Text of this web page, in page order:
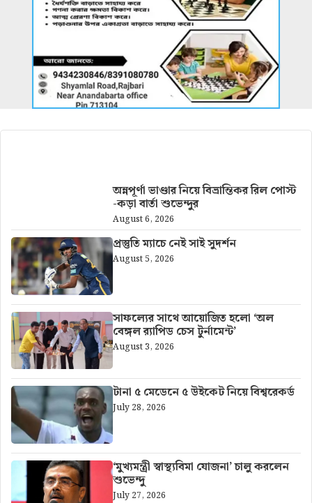
অন্নপূর্ণা ভাণ্ডার নিয়ে বিভ্রান্তিকর রিল পোস্ট
-কড়া বার্তা শুভেন্দুর
August 6, 2026
প্রস্তুতি ম্যাচে নেই সাই সুদর্শন
August 5, 2026
সাফল্যের সাথে আয়োজিত হলো ‘অল
বেঙ্গল র‍্যাপিড চেস টুর্নামেন্ট’
August 3, 2026
টানা ৫ মেডেনে ৫ উইকেট নিয়ে বিশ্বরেকর্ড
July 28, 2026
‘মুখ্যমন্ত্রী স্বাস্থ্যবিমা যোজনা’ চালু করলেন
শুভেন্দু
July 27, 2026